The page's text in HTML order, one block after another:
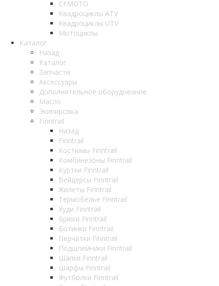
CFMOTO
Квадроциклы ATV
Квадроциклы UTV
Мотоциклы
Каталог
Назад
Каталог
Запчасти
Аксессуары
Дополнительное оборудование
Масло
Экипировка
Finntrail
Назад
Finntrail
Костюмы Finntrail
Комбинезоны Finntrail
Куртки Finntrail
Вейдерсы Finntrail
Жилеты Finntrail
Термобелье Finntrail
Худи Finntrail
Брюки Finntrail
Ботинки Finntrail
Перчатки Finntrail
Подшлемники Finntrail
Шапки Finntrail
Шарфы Finntrail
Футболки Finntrail